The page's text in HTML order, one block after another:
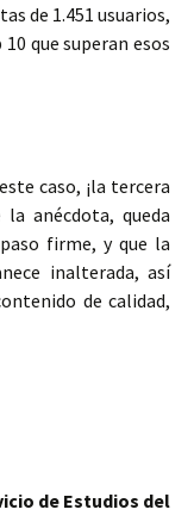
de 1.451 usuarios,
que superan esos
caso, ¡la tercera
anécdota, queda
firme, y que la
inalterada, así
de calidad,
de Estudios del